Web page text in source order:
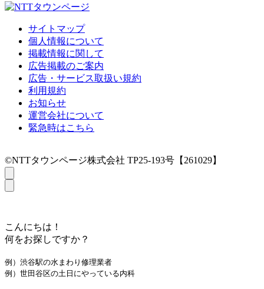
サイトマップ
個人情報について
掲載情報に関して
広告掲載のご案内
広告・サービス取扱い規約
利用規約
お知らせ
運営会社について
緊急時はこちら
©NTTタウンページ株式会社 TP25-193号【261029】
こんにちは！
何をお探しですか？
例）渋谷駅の水まわり修理業者
例）世田谷区の土日にやっている内科